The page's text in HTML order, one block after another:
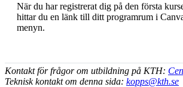
När du har registrerat dig på den första
hittar du en länk till ditt programrum i
menyn.
Kontakt för frågor om utbildning på KTH:
Teknisk kontakt om denna sida: kopps@kth.se